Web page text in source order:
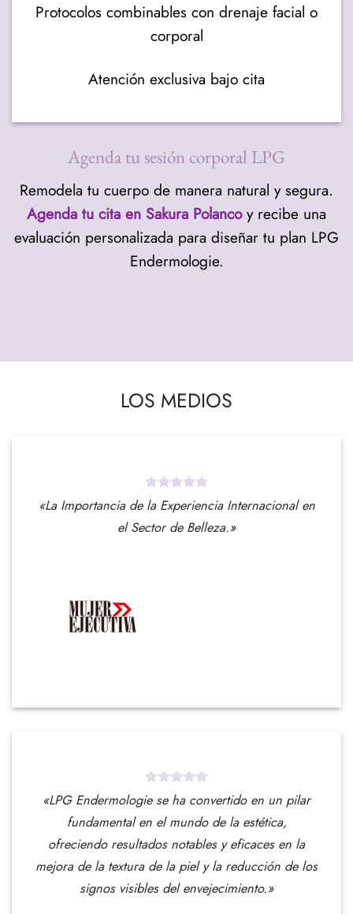
Protocolos combinables con drenaje facial o
corporal
Atención exclusiva bajo cita
Agenda tu sesión corporal LPG
Remodela tu cuerpo de manera natural y segura.
Agenda tu cita en Sakura Polancoy recibe una
evaluación personalizada para diseñar tu plan LPG
Endermologie.
LOS MEDIOS
«La Importancia de la Experiencia Internacional en
el Sector de Belleza.»
«LPG Endermologie se ha convertido en un pilar
fundamental en el mundo de la estética,
ofreciendo resultados notables y eficaces en la
mejora de la textura de la piel y la reducción de los
signos visibles del envejecimiento.»